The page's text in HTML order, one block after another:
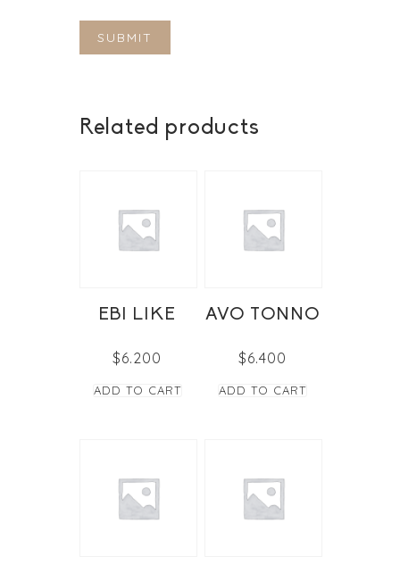
Related products
EBI LIKE
$6.200
ADD TO CART
AVO TONNO
$6.400
ADD TO CART